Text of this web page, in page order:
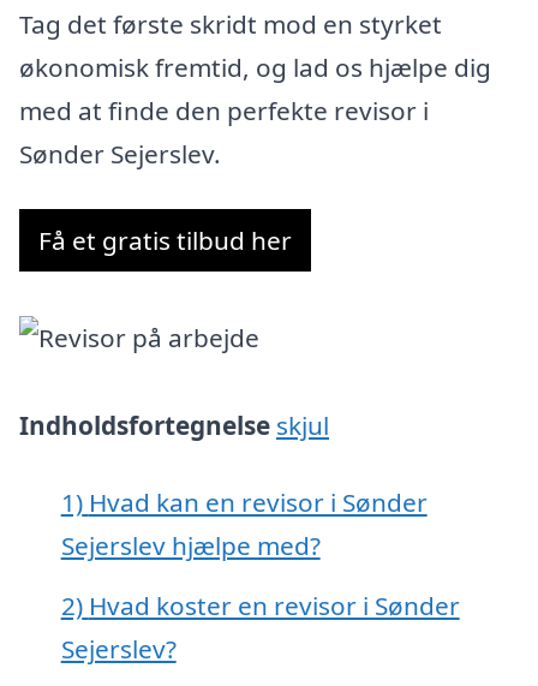
Tag det første skridt mod en styrket
økonomisk fremtid, og lad os hjælpe dig
med at finde den perfekte revisor i
Sønder Sejerslev.
Få et gratis tilbud her
Indholdsfortegnelse skjul
1) Hvad kan en revisor i Sønder
Sejerslev hjælpe med?
2) Hvad koster en revisor i Sønder
Sejerslev?